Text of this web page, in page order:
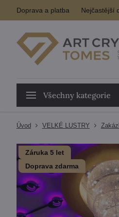
Doprava a platba Nejčastější
Všechny kategorie
Úvod VELKÉ LUSTRY
Záruka 5 let
Doprava zdarma